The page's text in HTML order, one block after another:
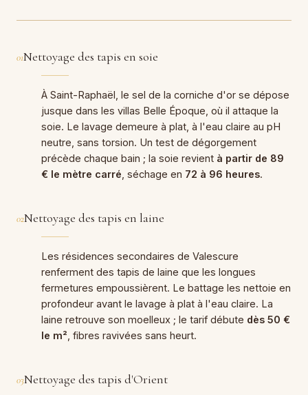
01Nettoyage des tapis en soie
À Saint-Raphaël, le sel de la corniche d'or se dépose
jusque dans les villas Belle Époque, où il attaque la
soie. Le lavage demeure à plat, à l'eau claire au pH
neutre, sans torsion. Un test de dégorgement
précède chaque bain ; la soie revient à partir de 89
€ le mètre carré , séchage en 72 à 96 heures.
02Nettoyage des tapis en laine
Les résidences secondaires de Valescure
renferment des tapis de laine que les longues
fermetures empoussièrent. Le battage les nettoie en
profondeur avant le lavage à plat à l'eau claire. La
laine retrouve son moelleux ; le tarif débute dès 50 €
le m² , fibres ravivées sans heurt.
03Nettoyage des tapis d'Orient